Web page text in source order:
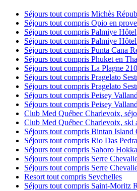
Séjours tout compris Michès
Séjours tout compris Opio en
Séjours tout compris Palmiye Hôtel
Séjours tout compris Palmiye
Séjours tout compris Punta Cana
Séjours tout compris Phuket en
Séjours tout compris La Plagne
Séjours tout compris Pragelato
Séjours tout compris Pragelato
Séjours tout compris Peisey
Séjours tout compris Peisey
Club Med Québec Charlevoix,
Club Med Québec Charlevoix, ski
Séjours tout compris Bintan Island
Séjours tout compris Rio Das
Séjours tout compris Sahoro
Séjours tout compris Serre
Séjours tout compris Serre
Resort tout compris Seychelles
Séjours tout compris Saint-Moritz